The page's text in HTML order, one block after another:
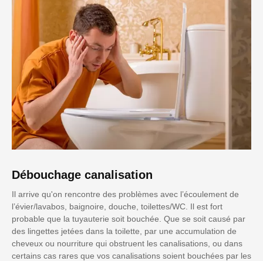
Débouchage canalisation
Il arrive qu'on rencontre des problèmes avec l’écoulement de
l’évier/lavabos, baignoire, douche, toilettes/WC. Il est fort
probable que la tuyauterie soit bouchée. Que se soit causé par
des lingettes jetées dans la toilette, par une accumulation de
cheveux ou nourriture qui obstruent les canalisations, ou dans
certains cas rares que vos canalisations soient bouchées par les